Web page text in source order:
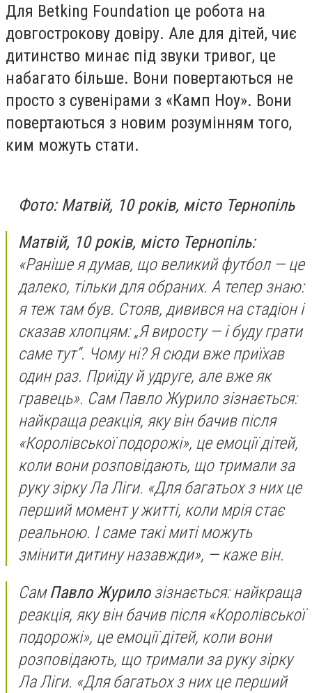
Для Betking Foundation це робота на
довгострокову довіру. Але для дітей, чиє
дитинство минає під звуки тривог, це
набагато більше. Вони повертаються не
просто з сувенірами з «Камп Ноу». Вони
повертаються з новим розумінням того,
ким можуть стати.
Фото: Матвій, 10 років, місто Тернопіль
Матвій, 10 років, місто Тернопіль:
«Раніше я думав, що великий футбол — це
далеко, тільки для обраних. А тепер знаю:
я теж там був. Стояв, дивився на стадіон і
сказав хлопцям: „Я виросту — і буду грати
саме тут“. Чому ні? Я сюди вже приїхав
один раз. Приїду й удруге, але вже як
гравець». Сам Павло Журило зізнається:
найкраща реакція, яку він бачив після
«Королівської подорожі», це емоції дітей,
коли вони розповідають, що тримали за
руку зірку Ла Ліги. «Для багатьох з них це
перший момент у житті, коли мрія стає
реальною. І саме такі миті можуть
змінити дитину назавжди», — каже він.
СамПавло Журилозізнається: найкраща
реакція, яку він бачив після «Королівської
подорожі», це емоції дітей, коли вони
розповідають, що тримали за руку зірку
Ла Ліги. «Для багатьох з них це перший